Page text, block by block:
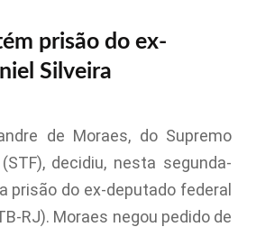
prisão do ex-
Silveira
de Moraes, do Supremo
decidiu, nesta segunda-
prisão do ex-deputado federal
RJ). Moraes negou pedido de